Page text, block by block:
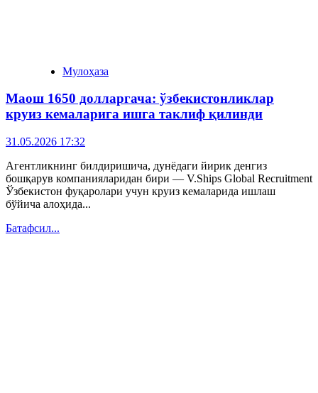
Мулоҳаза
Маош 1650 долларгача: ўзбекистонликлар
круиз кемаларига ишга таклиф қилинди
31.05.2026 17:32
Агентликнинг билдиришича, дунёдаги йирик денгиз
бошқарув компанияларидан бири — V.Ships Global Recruitment
Ўзбекистон фуқаролари учун круиз кемаларида ишлаш
бўйича алоҳида...
Батафсил...